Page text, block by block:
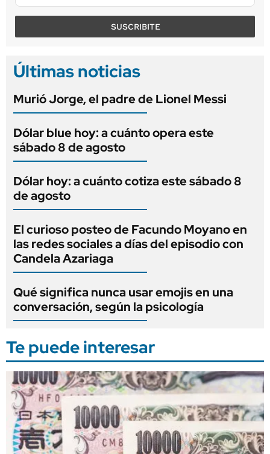
SUSCRIBITE
Últimas noticias
Murió Jorge, el padre de Lionel Messi
Dólar blue hoy: a cuánto opera este
sábado 8 de agosto
Dólar hoy: a cuánto cotiza este sábado 8
de agosto
El curioso posteo de Facundo Moyano en
las redes sociales a días del episodio con
Candela Azariaga
Qué significa nunca usar emojis en una
conversación, según la psicología
Te puede interesar